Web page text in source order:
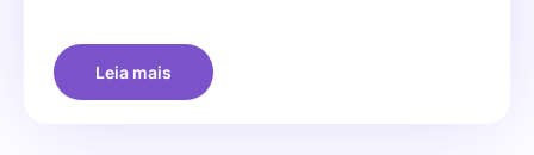
Leia mais